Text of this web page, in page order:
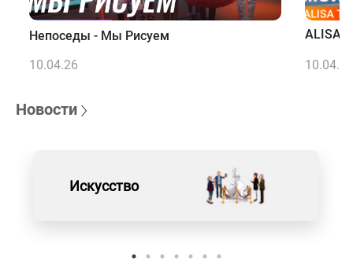
Непоседы - Мы Рисуем
10.04.26
ALISA
10.04.26
Новости
Искусство